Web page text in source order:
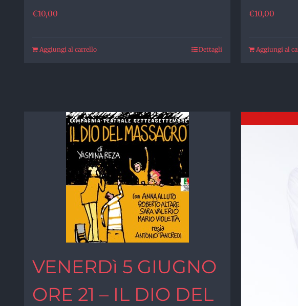
€10,00
Aggiungi al carrello Dettagli
€10,00
Aggiungi al
VENERDì 5 GIUGNO
ORE 21 – IL DIO DEL